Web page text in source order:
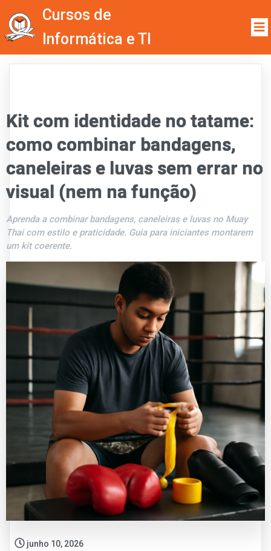
Cursos de
Informática e TI
Kit com identidade no tatame:
como combinar bandagens,
caneleiras e luvas sem errar no
visual (nem na função)
Aprenda a combinar bandagens, caneleiras e luvas no Muay
Thai com estilo e praticidade. Guia para iniciantes montarem
um kit coerente.
junho 10, 2026